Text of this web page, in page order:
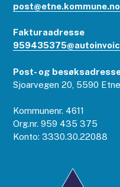
post@etne.kommune.no
Fakturaadresse
Post- og
Sjoarvegen 20, 5590 Etne
Kommunenr. 4611
Org.nr. 959 435 375
Konto: 3330.30.22088